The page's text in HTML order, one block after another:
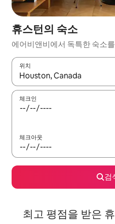
휴스턴의 숙소
에어비앤비에서 독특한 숙소
위치
결과가 나오면 위·아래 화살표
체크인
체크아웃
검
최고 평점을 받은